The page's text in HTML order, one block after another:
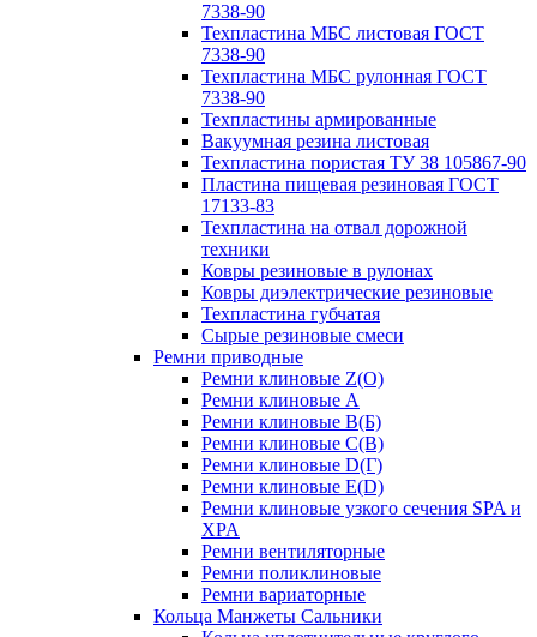
7338-90
Техпластина МБС листовая ГОСТ
7338-90
Техпластина МБС рулонная ГОСТ
7338-90
Техпластины армированные
Вакуумная резина листовая
Техпластина пористая ТУ 38 105867-90
Пластина пищевая резиновая ГОСТ
17133-83
Техпластина на отвал дорожной
техники
Ковры резиновые в рулонах
Ковры диэлектрические резиновые
Техпластина губчатая
Сырые резиновые смеси
Ремни приводные
Ремни клиновые Z(О)
Ремни клиновые A
Ремни клиновые B(Б)
Ремни клиновые C(В)
Ремни клиновые D(Г)
Ремни клиновые Е(D)
Ремни клиновые узкого сечения SPA и
XPA
Ремни вентиляторные
Ремни поликлиновые
Ремни вариаторные
Кольца Манжеты Сальники